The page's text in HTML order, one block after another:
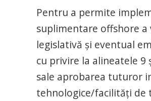
Pentru a permite
suplimentare offshore
legislativă și eventual
cu privire la alineatele 9
sale aprobarea tuturor
tehnologice/facilități de